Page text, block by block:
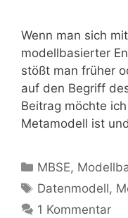
Wenn man sich
modellbasierter
stößt man früher
auf den Begriff
Beitrag möchte
Metamodell ist
Kategorien
MBSE,
Schlagwörter
Datenmodell,
1 Kommentar